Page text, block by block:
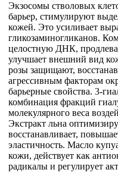
Экзосомы стволовых
барьер, стимулируют
кожей. Это усиливает
гликозаминогликанов.
целостную ДНК,
улучшает внешний вид
розы защищают,
агрессивным факторам
барьерные свойства. 3-
комбинация фракций
молекулярного веса
Экстракт льна
восстанавливает,
эластичность. Масло
кожи, действует как
радикалы и регулирует